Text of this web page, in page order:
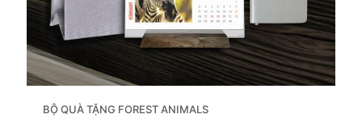
BỘ QUÀ TẶNG FOREST ANIMALS